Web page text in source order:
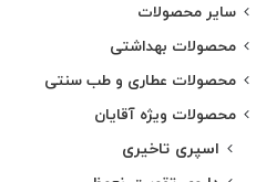
سایر محصولات
محصولات بهداشتی
محصولات عطاری و طب سنتی
محصولات ویژه آقایان
اسپری تاخیری